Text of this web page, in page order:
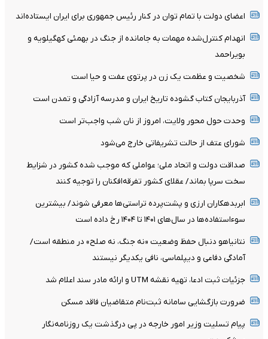
اعضای دولت با تمام توان در کنار رئیس جمهوری برای ایران ایستاده‌اند
انهدام کنترل‌شده مهمات به‌ جامانده از جنگ در بهمئی کهگیلویه و
بویراحمد
شخصیت و عظمت یک زن در پرتوی عفت و حیا است
آذربایجان کتاب گشوده تاریخ ایران و مدرسه آزادگی و تمدن است
وحدت حول محور ولایت، امروز از نان شب واجب‌تر است
شورای عتف از حالت تشریفاتی خارج می‌شود
صداقت دولت و اتحاد ملی؛ عواملی که موجب شده کشور در شزایط
سخت سرپا بماند/ عقلای کشور تفرقه‌افکنان را توجیه کنند
ابربدهکاران ارزی و پشت‌پرده تراستی‌ها معرفی شوند/ بیشترین
سوءاستفاده‌ها در سال‌های ۱۴۰۱ تا ۱۴۰۴ رخ داده است
نتانیاهو دنبال حفظ وضعیت «نه جنگ، نه صلح» در منطقه است/
آمادگی دفاعی و دیپلماسی، نافی یکدیگر نیستند
جزئیات ثبت ادعا، تهیه نقشه UTM و ارائه مادر سند اعلام شد
ضرورت بازگشایی سامانه ثبت‌نام متقاضیان فاقد مسکن
پیام تسلیت وزیر امور خارجه در پی درگذشت یک روزنامه‌نگار